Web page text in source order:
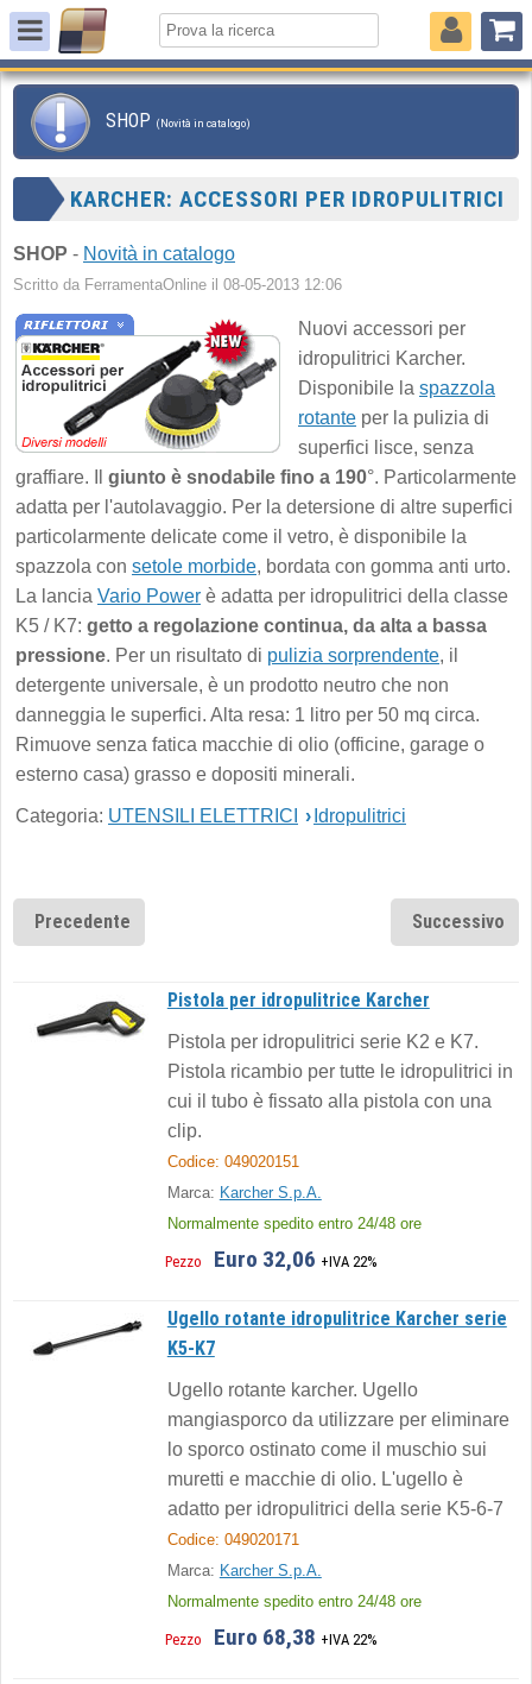
SHOP (Novità in catalogo)
KARCHER: ACCESSORI PER IDROPULITRICI
SHOP - Novità in catalogo
Scritto da FerramentaOnline il 08-05-2013 12:06
Nuovi accessori per
idropulitrici Karcher.
Disponibile la spazzola
rotante per la pulizia di
superfici lisce, senza
graffiare. Il
giunto è snodabile fino a 190°. Particolarmente
adatta per l'autolavaggio. Per la detersione di altre superfici
particolarmente delicate come il vetro, è disponibile la
spazzola con setole morbide, bordata con gomma anti urto.
La lancia Vario Power è adatta per idropulitrici della classe
K5 / K7: getto a regolazione continua, da alta a bassa
pressione. Per un risultato di pulizia sorprendente, il
detergente universale, è un prodotto neutro che non
danneggia le superfici. Alta resa: 1 litro per 50 mq circa.
Rimuove senza fatica macchie di olio (officine, garage o
esterno casa) grasso e dopositi minerali.
Categoria: UTENSILI ELETTRICI › Idropulitrici
Precedente Successivo
Pistola per idropulitrice Karcher
Pistola per idropulitrici serie K2 e K7.
Pistola ricambio per tutte le idropulitrici in
cui il tubo è fissato alla pistola con una
clip.
Codice: 049020151
Marca: Karcher S.p.A.
Normalmente spedito entro 24/48 ore
Pezzo Euro 32,06 +IVA 22%
Ugello rotante idropulitrice Karcher serie
K5-K7
Ugello rotante karcher. Ugello
mangiasporco da utilizzare per eliminare
lo sporco ostinato come il muschio sui
muretti e macchie di olio. L'ugello è
adatto per idropulitrici della serie K5-6-7
Codice: 049020171
Marca: Karcher S.p.A.
Normalmente spedito entro 24/48 ore
Pezzo Euro 68,38 +IVA 22%